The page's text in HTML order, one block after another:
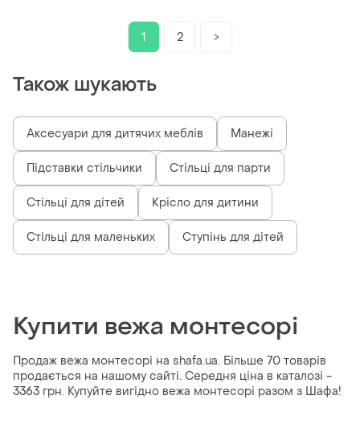
1
2 >
Також шукають
Аксесуари для дитячих меблів Манежі
Підставки стільчики Стільці для парти
Стільці для дітей Крісло для дитини
Стільці для маленьких Ступінь для дітей
Купити вежа монтесорі
Продаж вежа монтесорі на shafa.ua. Більше 70 товарів
продається на нашому сайті. Середня ціна в каталозі -
3363 грн. Купуйте вигідно вежа монтесорі разом з Шафа!